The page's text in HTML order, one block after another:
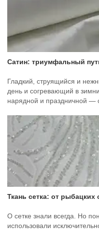
Сатин: триумфальный
Гладкий, струящийся и
день и согревающий в
нарядной и праздничной —
Ткань сетка: от
О сетке знали всегда. Но
использовали